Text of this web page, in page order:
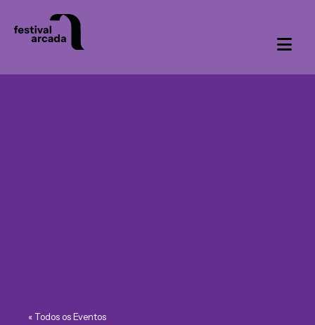
« Todos os Eventos